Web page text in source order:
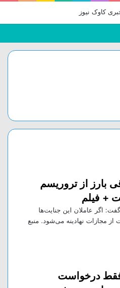
بارز از تروریسم
+ فیلم
اگر عاملان این جنایت‌ها
مجازات نهادینه می‌شود. منبع
درخواست